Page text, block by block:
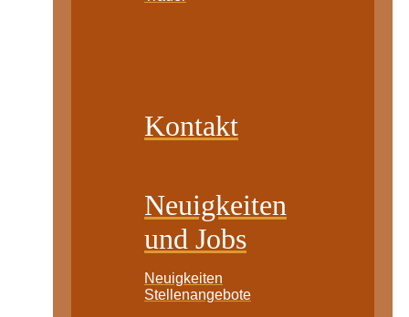
Kontakt
Neuigkeiten
und Jobs
Neuigkeiten
Stellenangebote